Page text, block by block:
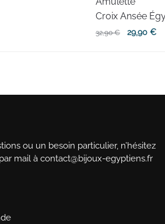
Croix Ansée
32,90€
Le
29,90 €Le
ou un besoin particulier, n’hésitez
mail à contact@bijoux-egyptiens.fr